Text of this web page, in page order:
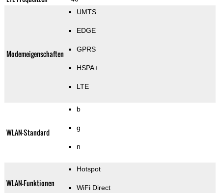
Modemeigenschaften
UMTS
EDGE
GPRS
HSPA+
LTE
WLAN-Standard
b
g
n
WLAN-Funktionen
Hotspot
WiFi Direct